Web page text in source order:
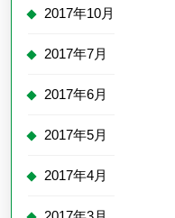
2017年10月
2017年7月
2017年6月
2017年5月
2017年4月